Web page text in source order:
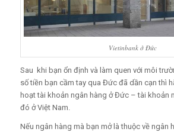
Vietinbank ở Đức
Sau khi bạn ổn định và làm quen với môi
số tiền bạn cầm tay qua Đức đã dần cạn thì
hoạt tài khoản ngân hàng ở Đức – tài khoản
đó ở Việt Nam.
Nếu ngân hàng mà bạn mở là thuộc về